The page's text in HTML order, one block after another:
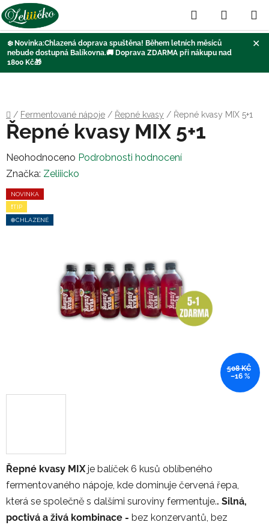
❄️ Novinka:Chlazená doprava spuštěna! Během letních měsíců
nebude dostupná Balíkovna.🚚 Doprava ZDARMA při nákupu nad
1800 Kč🎁
✕
Hledat
KOŠÍK
Domů
/ Fermentované nápoje / Řepné kvasy / Řepné kvasy MIX 5+1
Řepné kvasy MIXje balíček 6 kusů oblíbeného
fermentovaného nápoje, kde dominuje červená řepa,
která se společně s dalšími suroviny fermentuje.. Silná,
poctivá a živá kombinace - bez konzervantů, bez
Řepné kvasy MIX 5+1
Průměrné
hodnocení
produktu
je
0,0
Neohodnoceno Podrobnosti hodnocení
Značka: Zeliiicko
NOVINKA
❗TIP
❄️CHLAZENÉ
508 KČ
–16 %